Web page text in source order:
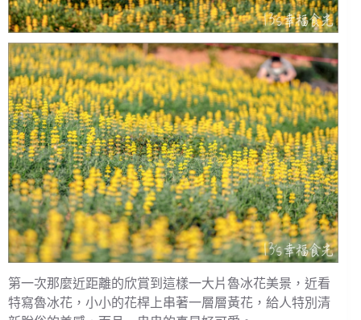
第一次那麼近距離的欣賞到這樣一大片魯冰花美景，近看
特寫魯冰花，小小的花桿上串著一層層黃花，給人特別清